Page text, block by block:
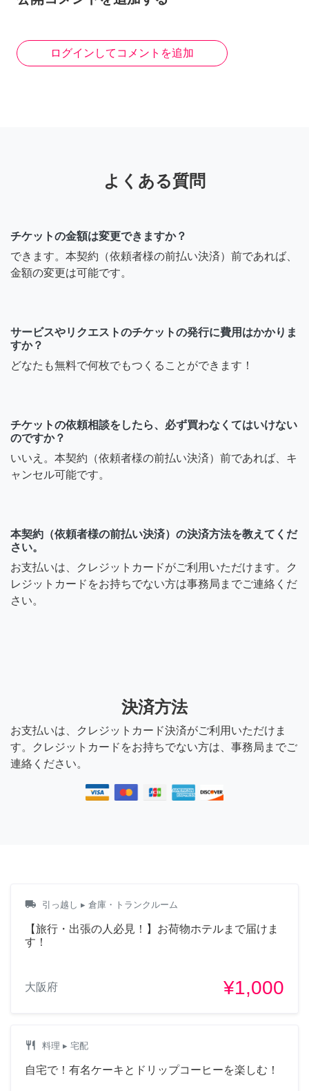
ログインしてコメントを追加
よくある質問
チケットの金額は変更できますか？
できます。本契約（依頼者様の前払い決済）前であれば、
金額の変更は可能です。
サービスやリクエストのチケットの発行に費用はかかりま
すか？
どなたも無料で何枚でもつくることができます！
チケットの依頼相談をしたら、必ず買わなくてはいけない
のですか？
いいえ。本契約（依頼者様の前払い決済）前であれば、キ
ャンセル可能です。
本契約（依頼者様の前払い決済）の決済方法を教えてくだ
さい。
お支払いは、クレジットカードがご利用いただけます。ク
レジットカードをお持ちでない方は事務局までご連絡くだ
さい。
決済方法
お支払いは、クレジットカード決済がご利用いただけま
す。クレジットカードをお持ちでない方は、事務局までご
連絡ください。
local_shipping 引っ越し ▸ 倉庫・トランクルーム
【旅行・出張の人必見！】お荷物ホテルまで届けま
す！
大阪府 ¥1,000
restaurant 料理 ▸ 宅配
自宅で！有名ケーキとドリップコーヒーを楽しむ！